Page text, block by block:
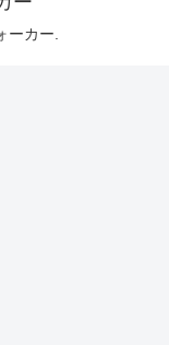
カー.